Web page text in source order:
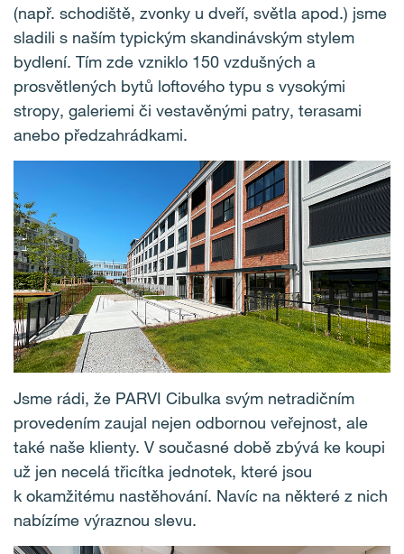
(např. schodiště, zvonky u dveří, světla apod.) jsme
sladili s naším typickým skandinávským stylem
bydlení. Tím zde vzniklo 150 vzdušných a
prosvětlených bytů loftového typu s vysokými
stropy, galeriemi či vestavěnými patry, terasami
anebo předzahrádkami.
Jsme rádi, že PARVI Cibulka svým netradičním
provedením zaujal nejen odbornou veřejnost, ale
také naše klienty. V současné době zbývá ke koupi
už jen necelá třicítka jednotek, které jsou
k okamžitému nastěhování. Navíc na některé z nich
nabízíme výraznou slevu.